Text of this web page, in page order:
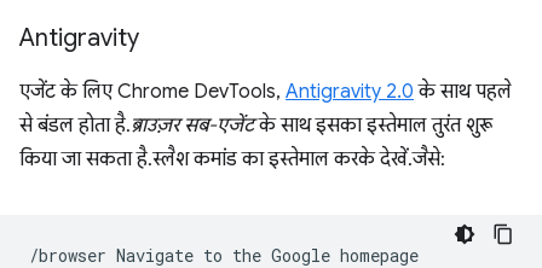
Antigravity
एजेंट के लिए Chrome DevTools, Antigravity 2.0 के साथ पहले
से बंडल होता है.ब्राउज़र सब-एजेंटके साथ इसका इस्तेमाल तुरंत शुरू
किया जा सकता है. स्लैश कमांड का इस्तेमाल करके देखें. जैसे:
/browser Navigate to the Google